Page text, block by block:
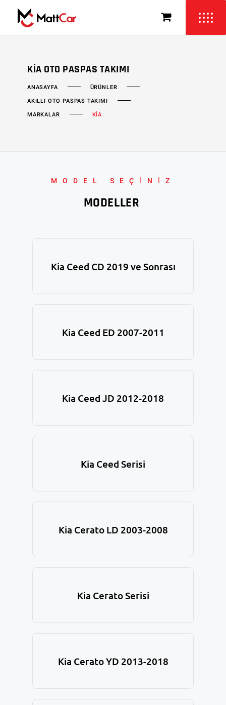
KIA OTO PASPAS TAKIMI
ANASAYFA
ÜRÜNLER
AKILLI OTO PASPAS TAKIMI
MARKALAR
KİA
MODEL SEÇİNİZ
MODELLER
Kia Ceed CD 2019 ve Sonrası
Kia Ceed ED 2007-2011
Kia Ceed JD 2012-2018
Kia Ceed Serisi
Kia Cerato LD 2003-2008
Kia Cerato Serisi
Kia Cerato YD 2013-2018